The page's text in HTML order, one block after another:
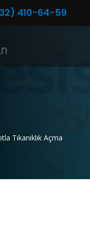
410-64-59
Tıkanıklık Açma